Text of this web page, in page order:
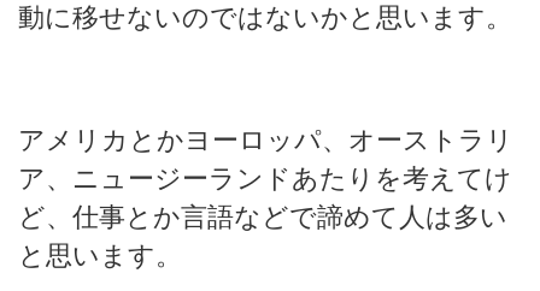
動に移せないのではないかと思います。
アメリカとかヨーロッパ、オーストラリ
ア、ニュージーランドあたりを考えてけ
ど、仕事とか言語などで諦めて人は多い
と思います。